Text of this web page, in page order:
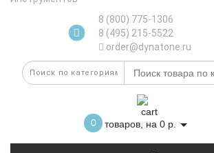
8 (800) 775-1306
8 (495) 215-5522
order@dynatone.ru
0 товаров, на 0 р.